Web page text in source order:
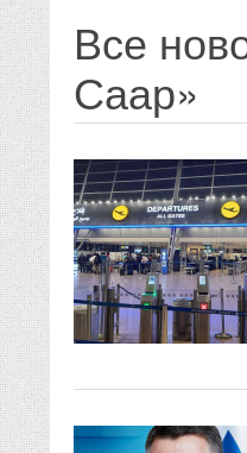
Все
Саар»